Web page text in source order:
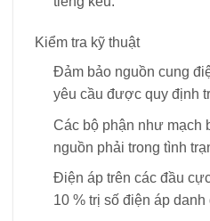
Kiểm tra kỹ thuật
Đảm bảo nguồn cung
yêu cầu được quy định
Các bộ phận như mạch
nguồn phải trong tình
Điện áp trên các đầu
10 % trị số điện áp danh